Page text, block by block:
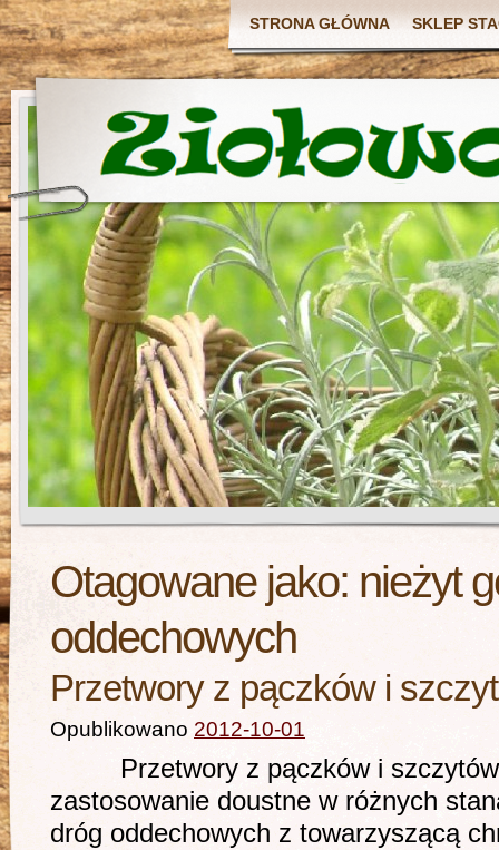
STRONA GŁÓWNA SKLEP
Otagowane jako: nieżyt
oddechowych
Przetwory z pączków i
Opublikowano 2012-10-01
Przetwory z pączków i szczytów
zastosowanie doustne w różnych
dróg oddechowych z towarzyszącą